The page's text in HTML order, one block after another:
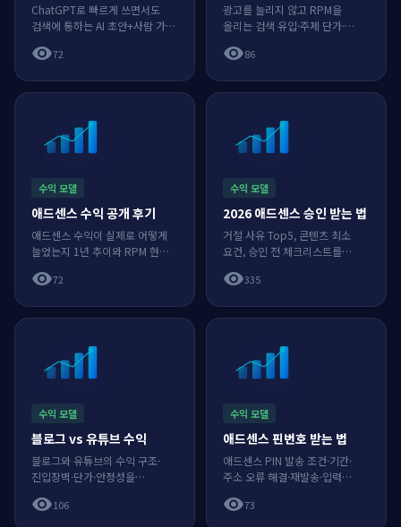
ChatGPT로 빠르게 쓰면서도
검색에 통하는 AI 초안+사람 가공
visibility72
광고를 늘리지 않고 RPM을
올리는 검색 유입·주제 단가·
visibility86
수익 모델
애드센스 수익 공개 후기
애드센스 수익이 실제로 어떻게
늘었는지 1년 추이와 RPM 현실,
공개합니다.
visibility72
수익 모델
2026 애드센스 승인 받는 법
거절 사유 Top5, 콘텐츠 최소
요건, 승인 전 체크리스트를
visibility335
수익 모델
블로그 vs 유튜브 수익
블로그와 유튜브의 수익 구조·
진입장벽·단가·안정성을
제시합니다.
visibility106
수익 모델
애드센스 핀번호 받는 법
애드센스 PIN 발송 조건·기간·
주소 오류 해결·재발송·입력
visibility73